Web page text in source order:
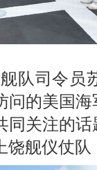
队司令
问的美国
同关注的
饶舰仪仗队